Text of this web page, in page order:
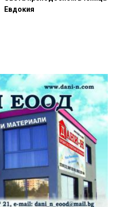
Евдокия